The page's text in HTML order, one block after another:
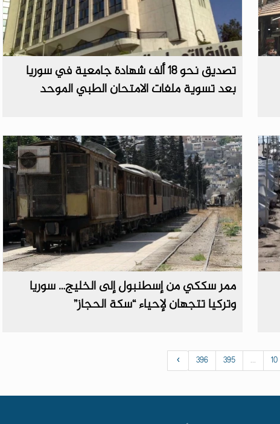
تصديق نحو 18 ألف شهادة جامعية في سوريا
بعد تسوية ملفات الامتحان الطبي الموحد
ممر سككي من إسطنبول إلى الخليج… سوريا
وتركيا تتجهان لإحياء “سكة الحجاز”
10
...
395
396
›